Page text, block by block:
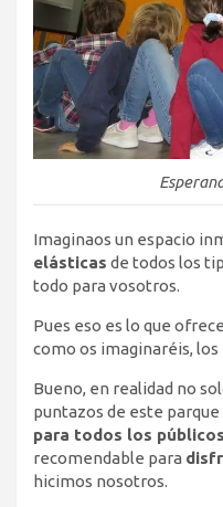
Imaginaos un espacio
elásticas de todos los
todo para vosotros.
Pues eso es lo que
como os imaginaréis,
Bueno, en realidad no
puntazos de este parque
para todos los públicos
recomendable para
hicimos nosotros.